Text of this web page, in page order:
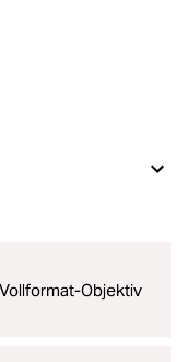
Vollformat-Objektiv